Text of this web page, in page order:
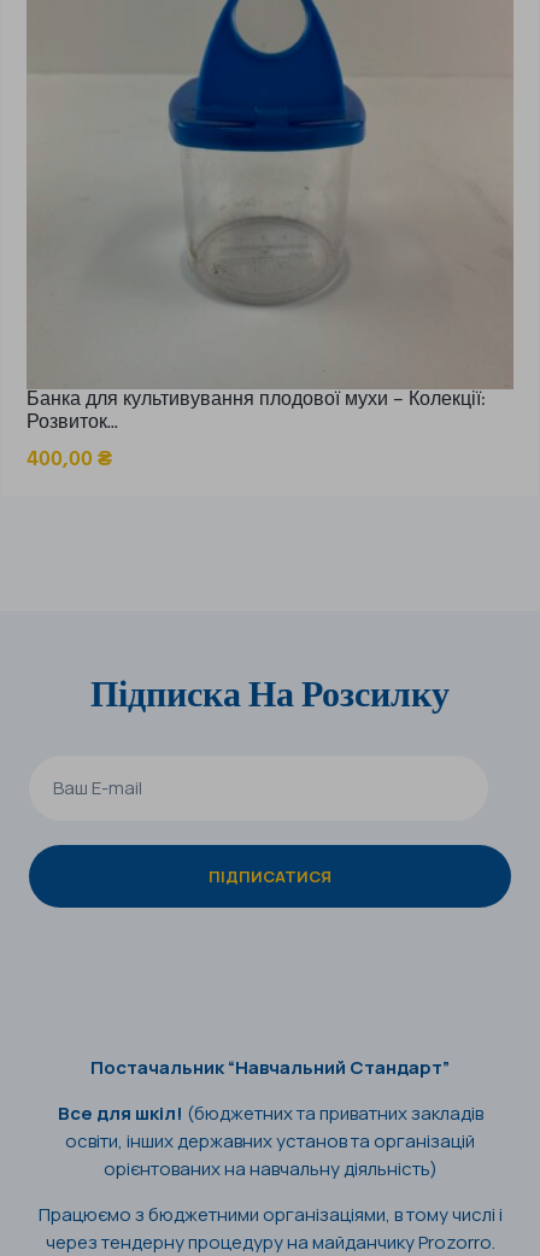
Банка для культивування плодової мухи – Колекції:
Розвиток...
400,00₴
Підписка На Розсилку
Постачальник “Навчальний Стандарт”
Все для шкіл! (бюджетних та приватних закладів
освіти, інших державних установ та організацій
орієнтованих на навчальну діяльність)
Працюємо з бюджетними організаціями, в тому числі і
через тендерну процедуру на майданчику Prozorro.